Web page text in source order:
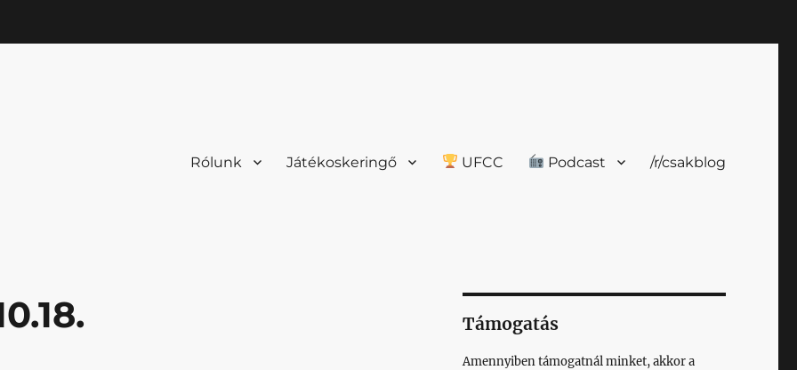
Rólunk Játékoskeringő UFCC Podcast /r/csakblog
Támogatás
Amennyiben támogatnál minket, akkor a